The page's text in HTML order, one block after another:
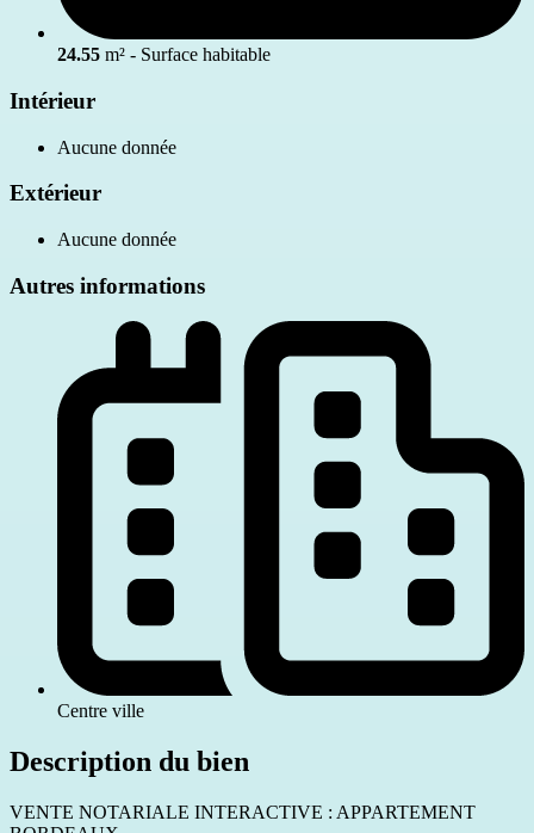
24.55 m² - Surface habitable
Intérieur
Aucune donnée
Extérieur
Aucune donnée
Autres informations
Centre ville
Description du bien
VENTE NOTARIALE INTERACTIVE : APPARTEMENT